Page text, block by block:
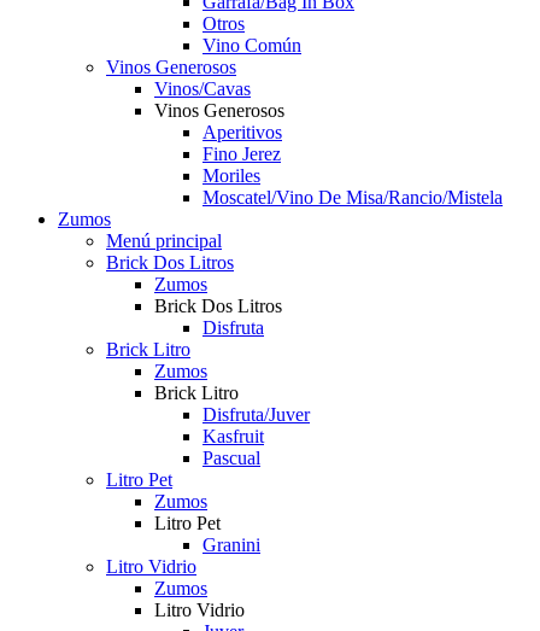
Otros
Vino Común
Vinos Generosos
Vinos/Cavas
Vinos Generosos
Aperitivos
Fino Jerez
Moriles
Moscatel/Vino De Misa/Rancio/Mistela
Zumos
Menú principal
Brick Dos Litros
Zumos
Brick Dos Litros
Disfruta
Brick Litro
Zumos
Brick Litro
Disfruta/Juver
Kasfruit
Pascual
Litro Pet
Zumos
Litro Pet
Granini
Litro Vidrio
Zumos
Litro Vidrio